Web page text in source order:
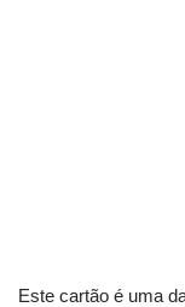
Este cartão é uma